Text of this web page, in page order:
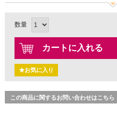
数量
カートに入れる
★お気に入り
この商品に関するお問い合わせはこちら